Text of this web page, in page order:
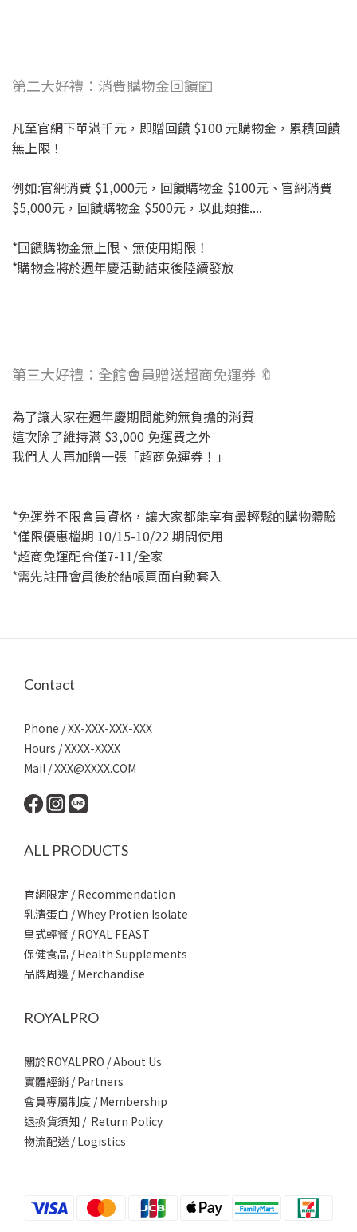
第二大好禮：消費購物金回饋💴
凡至官網下單滿千元，即贈回饋 $100 元購物金，累積回饋
無上限！
例如:官網消費 $1,000元，回饋購物金 $100元、官網消費
$5,000元，回饋購物金 $500元，以此類推....
*回饋購物金無上限、無使用期限！
*購物金將於週年慶活動結束後陸續發放
第三大好禮：全館會員贈送超商免運券 🔖
為了讓大家在週年慶期間能夠無負擔的消費
這次除了維持滿 $3,000 免運費之外
我們人人再加贈一張「超商免運券！」
*免運券不限會員資格，讓大家都能享有最輕鬆的購物體驗
*僅限優惠檔期 10/15-10/22 期間使用
*超商免運配合僅7-11/全家
*需先註冊會員後於結帳頁面自動套入
Contact
Phone / XX-XXX-XXX-XXX
Hours / XXXX-XXXX
Mail / XXX@XXXX.COM
ALL PRODUCTS
官網限定 / Recommendation
乳清蛋白 / Whey Protien Isolate
皇式輕餐 / ROYAL FEAST
保健食品 / Health Supplements
品牌周邊 / Merchandise
ROYALPRO
關於ROYALPRO / About Us
實體經銷 / Partners
會員專屬制度 / Membership
退換貨須知 / Return Policy
物流配送 / Logistics